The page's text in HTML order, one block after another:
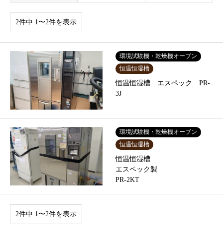
2件中 1〜2件を表示
環境試験機・乾燥機オーブン
恒温恒湿槽
恒温恒湿槽 エスペック PR-
3J
環境試験機・乾燥機オーブン
恒温恒湿槽
恒温恒湿槽
エスペック製
PR-2KT
2件中 1〜2件を表示